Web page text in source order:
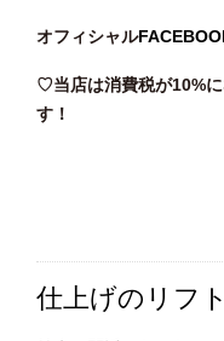
オフィシャル
♡当店は消費税が10%
す！
仕上げのリフ